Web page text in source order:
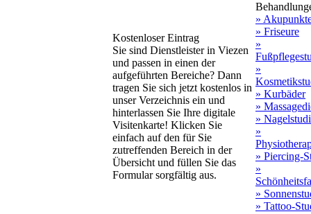
Kostenloser Eintrag
Sie sind Dienstleister in Viezen
und passen in einen der
aufgeführten Bereiche? Dann
tragen Sie sich jetzt kostenlos in
unser Verzeichnis ein und
hinterlassen Sie Ihre digitale
Visitenkarte! Klicken Sie
einfach auf den für Sie
zutreffenden Bereich in der
Übersicht und füllen Sie das
Formular sorgfältig aus.
»
» Friseure
»
»
» Kurbäder
»
»
»
» Piercing-
»
»
» Tattoo-